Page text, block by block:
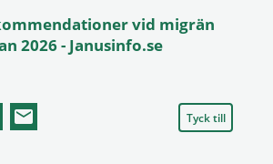
vid migrän
2026 - Janusinfo.se
Tyck till